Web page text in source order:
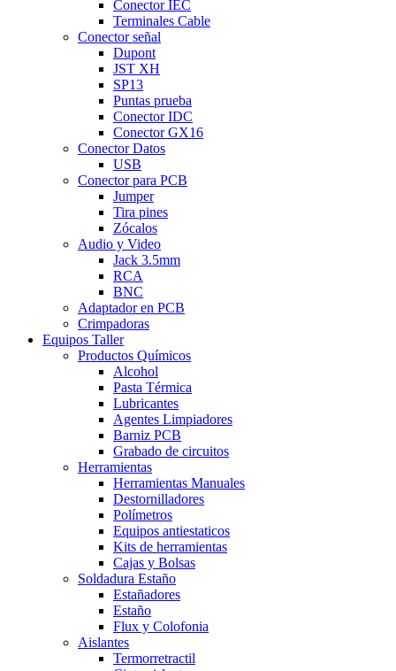
Conector IEC
Terminales Cable
Conector señal
Dupont
JST XH
SP13
Puntas prueba
Conector IDC
Conector GX16
Conector Datos
USB
Conector para PCB
Jumper
Tira pines
Zócalos
Audio y Video
Jack 3.5mm
RCA
BNC
Adaptador en PCB
Crimpadoras
Equipos Taller
Productos Químicos
Alcohol
Pasta Térmica
Lubricantes
Agentes Limpiadores
Barniz PCB
Grabado de circuitos
Herramientas
Herramientas Manuales
Destornilladores
Polímetros
Equipos antiestaticos
Kits de herramientas
Cajas y Bolsas
Soldadura Estaño
Estañadores
Estaño
Flux y Colofonia
Aislantes
Termorretractil